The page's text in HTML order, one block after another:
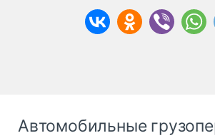
Автомобильные